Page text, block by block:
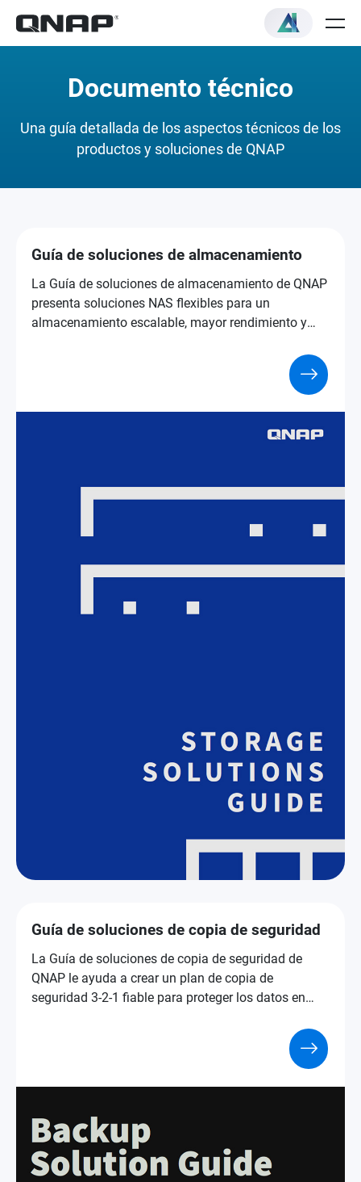
Documento técnico
Una guía detallada de los aspectos técnicos de los
productos y soluciones de QNAP
Guía de soluciones de almacenamiento
La Guía de soluciones de almacenamiento de QNAP
presenta soluciones NAS flexibles para un
almacenamiento escalable, mayor rendimiento y
Guía de soluciones de copia de seguridad
La Guía de soluciones de copia de seguridad de
QNAP le ayuda a crear un plan de copia de
seguridad 3-2-1 fiable para proteger los datos en